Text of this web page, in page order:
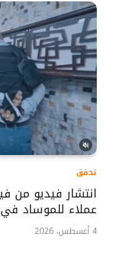
تحقق
انتشار فيديو من
عملاء للموساد في
4 أغسطس، 2026